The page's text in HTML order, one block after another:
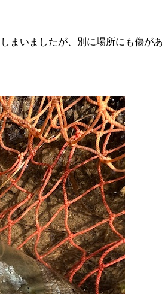
まいましたが、別に場所にも傷が